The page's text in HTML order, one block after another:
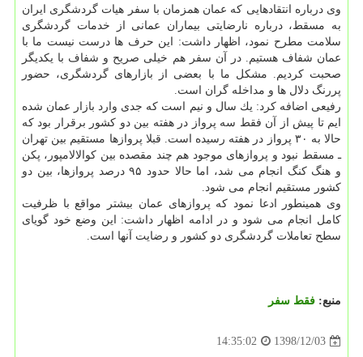
وی درباره انتقادهایی كه عمان همزمان با سفر هیات گردشگری ایران
به مسقط، درباره نارضایتی بیماران عمانی از خدمات گردشگری
سلامت مطرح نمود، اظهار داشت: این حرف ها درست نیست ما با
عمان شفاف هستیم. در آن سفر هم خیلی صریح و شفاف با یكدیگر
صحبت كردیم. مشكل ما با بعضی از بازارهای گردشگری، حضور
پررنگ دلال ها و مداخله گران است.
رفیعی اضافه كرد: یك سال و نیم است كه جدی وارد بازار عمان شده
ایم تا پیش از آن فقط سه پرواز در هفته بین دو كشور برقرار بود كه
حالا به ۳۰ پرواز در هفته رسیده است. قبلا پروازها مستقیم بین تهران
ـ مسقط نبود و پروازهای موجود هم چند مقصده بین كوالالامپور، پكن
و هنگ كنگ انجام می شد، اما حالا حدود ۹۵ درصد پروازها، بین دو
كشور مستقیم انجام می شود.
وی همینطور ادعا نمود كه پروازهای عمان بیشتر مواقع با ظرفیت
كامل انجام می شود و در ادامه اظهار داشت: این وضع خود گویای
سطح تعاملات گردشگری دو كشور و رضایت آنها است.
منبع: فقط سفر
1398/12/03
14:35:02